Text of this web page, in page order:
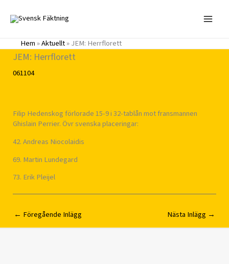
innehåll
Hem»Aktuellt»JEM: Herrflorett
JEM: Herrflorett
061104
Filip Hedenskog förlorade 15-9 i 32-tablån mot fransmannen
Ghislain Perrier. Övr svenska placeringar:
42. Andreas Niocolaidis
69. Martin Lundegard
73. Erik Pleijel
← Föregående Inlägg Nästa Inlägg →